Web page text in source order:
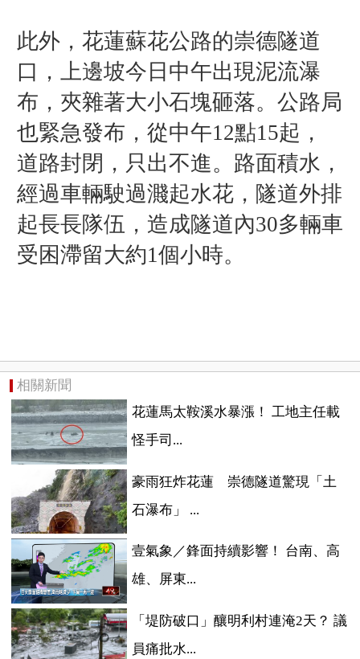
此外，花蓮蘇花公路的崇德隧道
口，上邊坡今日中午出現泥流瀑
布，夾雜著大小石塊砸落。公路局
也緊急發布，從中午12點15起，
道路封閉，只出不進。 路面積水，
經過車輛駛過濺起水花，隧道外排
起長長隊伍，造成隧道內30多輛車
受困滯留大約1個小時。
相關新聞
花蓮馬太鞍溪水暴漲！ ​工地主任載
怪手司...
豪雨狂炸花蓮 崇德隧道驚現「土
石瀑布」 ...
壹氣象／鋒面持續影響！ 台南、高
雄、屏東...
「堤防破口」釀明利村連淹2天？ 議
員痛批水...